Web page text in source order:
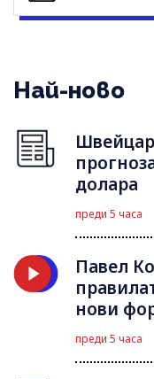
Най-ново
долара
преди 5 часа
Павел
нови
преди 5 часа